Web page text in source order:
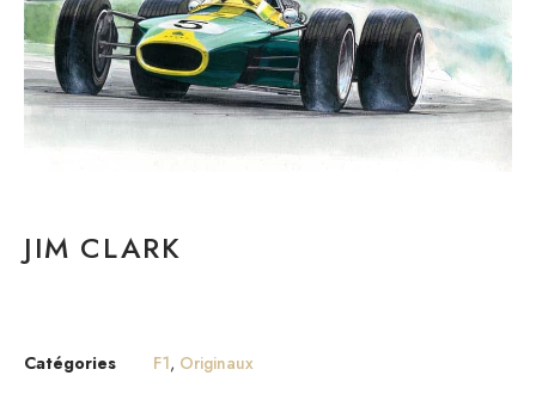
JIM CLARK
Catégories F1, Originaux